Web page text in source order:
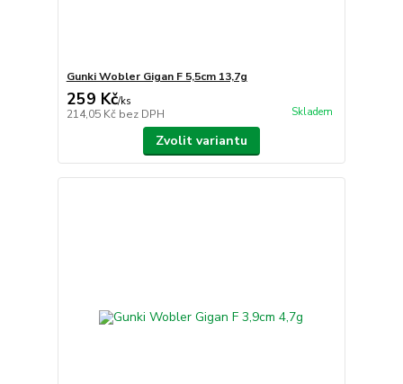
Gunki Wobler Gigan F 5,5cm 13,7g
259 Kč/ks
214,05 Kč bez DPH Skladem
Zvolit variantu